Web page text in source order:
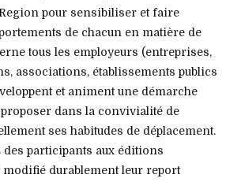
pour sensibiliser et faire
de chacun en matière de
tous les employeurs (entreprises,
associations, établissements publics
et animent une démarche
proposer dans la convivialité de
ses habitudes de déplacement.
des participants aux éditions
modifié durablement leur report